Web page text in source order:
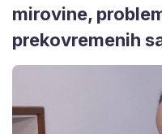
mirovine,
prekovremenih